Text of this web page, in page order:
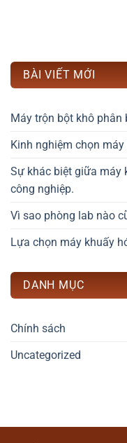
BÀI VIẾT MỚI
Máy trộn bột khô phân
Kinh nghiệm chọn
Sự khác biệt giữa máy
công nghiệp.
Vì sao phòng lab nào
Lựa chọn máy khuấy
DANH MỤC
Chính sách
Uncategorized